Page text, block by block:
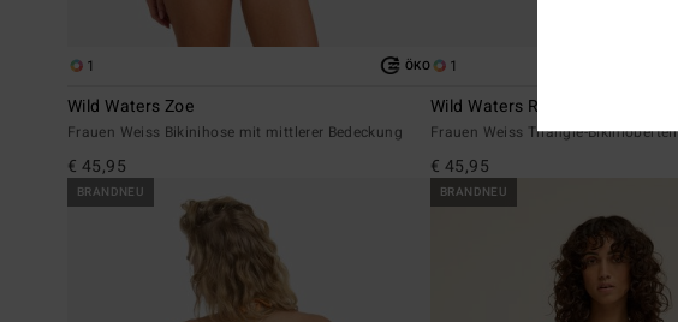
1 ÖKO
Wild Waters Zoe
Frauen Weiss Bikinihose mit mittlerer Bedeckung
€ 45,95
1
Wild Waters Remi Tri
Frauen Weiss Triangle-Bikinioberteil
€ 45,95
BRANDNEU BRANDNEU